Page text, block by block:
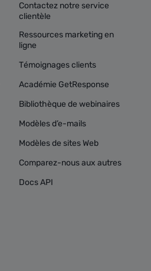
Contactez notre service
clientèle
Ressources marketing en
ligne
Témoignages clients
Académie GetResponse
Bibliothèque de webinaires
Modèles d’e-mails
Modèles de sites Web
Comparez-nous aux autres
Docs API